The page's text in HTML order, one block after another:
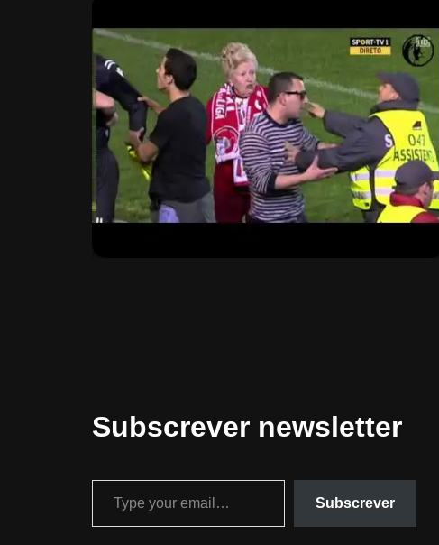
Subscrever newsletter
Subscrever